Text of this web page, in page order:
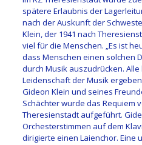
spätere Erlaubnis der
nach der Auskunft der
Klein, der 1941 nach
viel für die Menschen. „Es ist
dass Menschen einen solchen
durch Musik auszudrücken.
Leidenschaft der Musik
Gideon Klein und seines
Schächter wurde das Requiem
Theresienstadt aufgeführt.
Orchesterstimmen auf dem
dirigierte einen Laienchor. Eine